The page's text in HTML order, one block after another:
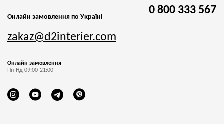
Онлайн замовлення по Україні
0 800 333 567
zakaz@d2interier.com
Онлайн замовлення
Пн-Нд 09:00-21:00